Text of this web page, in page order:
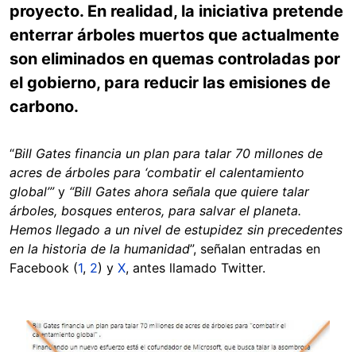
proyecto. En realidad, la iniciativa pretende
enterrar árboles muertos que actualmente
son eliminados en quemas controladas por
el gobierno, para reducir las emisiones de
carbono.
“Bill Gates financia un plan para talar 70 millones de
acres de árboles para ‘combatir el calentamiento
global’” y “Bill Gates ahora señala que quiere talar
árboles, bosques enteros, para salvar el planeta.
Hemos llegado a un nivel de estupidez sin precedentes
en la historia de la humanidad”, señalan entradas en
Facebook (1, 2) y X, antes llamado Twitter.
Image